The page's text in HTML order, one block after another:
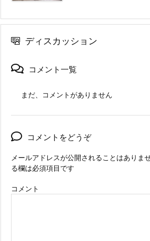
ディスカッション
コメント一覧
まだ、コメントがありません
コメントをどうぞ
メールアドレスが公開されることはありませ
る欄は必須項目です
コメント